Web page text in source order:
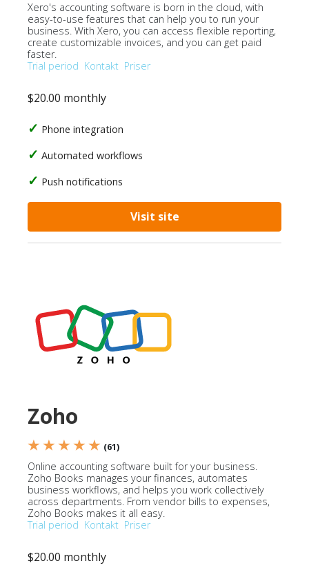
Xero's accounting software is born in the cloud, with
easy-to-use features that can help you to run your
business. With Xero, you can access flexible reporting,
create customizable invoices, and you can get paid
faster.
Trial period Kontakt Priser
$20.00 monthly
Phone integration
Automated workflows
Push notifications
Visit site
Zoho
★ ★ ★ ★ ★ (61)
Online accounting software built for your business.
Zoho Books manages your finances, automates
business workflows, and helps you work collectively
across departments. From vendor bills to expenses,
Zoho Books makes it all easy.
Trial period Kontakt Priser
$20.00 monthly